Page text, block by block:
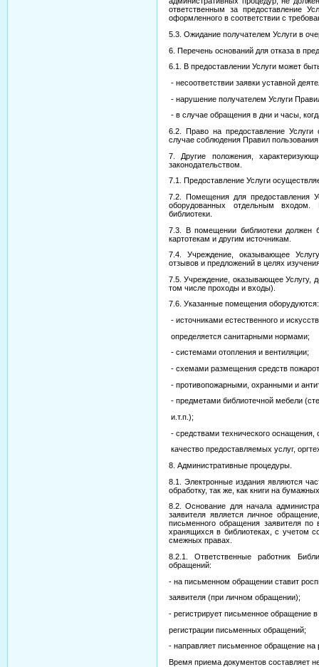
ответственным за предоставление
оформленного в соответствии с
5.3. Ожидание получателем Услуги в
6. Перечень оснований для отказа в
6.1. В предоставлении Услуги может
- несоответствии заявки уставной
- нарушение получателем Услуги
- в случае обращения в дни и часы,
6.2. Право на предоставление
случае соблюдения Правил пользования
7. Другие положения,
законодательством.
7.1. Предоставление Услуги
7.2. Помещения для предоставления
оборудованных отдельным
библиотеки.
7.3. В помещении библиотеки должен
картотекам и другим источникам.
7.4. Учреждение, оказывающее
отзывов и предложений в целях
7.5. Учреждение, оказывающее Услугу,
том числе проходы и входы).
7.6. Указанные помещения оборудуются:
- источниками естественного и
определяется санитарными нормами;
- системами отопления и вентиляции;
- схемами размещения средств
- противопожарными, охранными и
- предметами библиотечной мебели
и.т.п.);
- средствами технического
качество предоставляемых услуг,
8. Административные процедуры.
8.1. Электронные издания являются
обработку, так же, как книги на
8.2. Основание для начала
заявителя является личное
письменного обращения заявителя по
хранящихся в библиотеках, с учетом
смежных правах.
8.2.1. Ответственные работник
обращений:
- на письменном обращении ставит
заявителя (при личном обращении);
- регистрирует письменное обращение
регистрации письменных обращений;
- направляет письменное обращение на
Время приема документов составляет